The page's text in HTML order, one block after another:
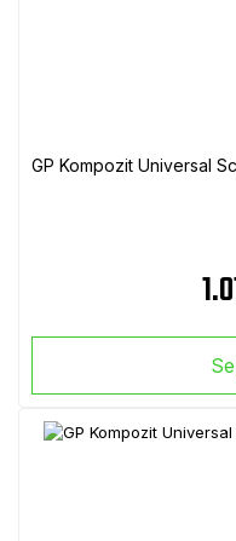
GP Kompozit Universal